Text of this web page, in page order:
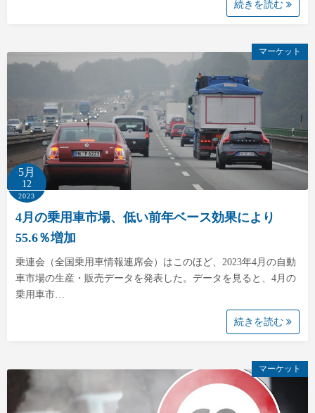
続きを読む
マーケット
5月
12
2023
4月の乗用車市場、低い前年ベース効果により
55.6％増加
乗連会（全国乗用車情報連席会）はこのほど、2023年4月の自動
車市場の生産・販売データを発表した。データを見ると、4月の
乗用車市…
続きを読む
マーケット